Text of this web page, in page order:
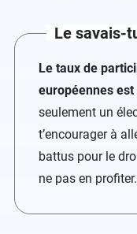
Le savais-
Le taux de
européennes
seulement un
t’encourager à
battus pour le
ne pas en profiter.